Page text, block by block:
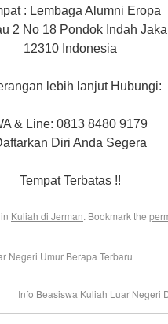
: Lembaga Alumni Eropa
2 No 18 Pondok Indah
12310 Indonesia
lebih lanjut Hubungi:
& Line: 0813 8480 9179
Diri Anda Segera
Tempat Terbatas !!
Kuliah di Jerman. Bookmark the
Negeri Umur Berapa Terbaru
Info Beasiswa Kuliah Luar Negeri